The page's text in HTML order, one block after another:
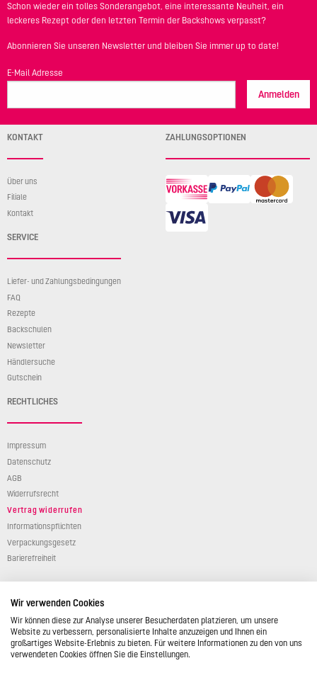
Schon wieder ein tolles Sonderangebot, eine interessante Neuheit, ein
leckeres Rezept oder den letzten Termin der Backshows verpasst?
Abonnieren Sie unseren Newsletter und bleiben Sie immer up to date!
E-Mail Adresse
Anmelden
KONTAKT
Über uns
Filiale
Kontakt
SERVICE
Liefer- und Zahlungsbedingungen
FAQ
Rezepte
Backschulen
Newsletter
Händlersuche
Gutschein
RECHTLICHES
Impressum
Datenschutz
AGB
Widerrufsrecht
Vertrag widerrufen
Informationspflichten
Verpackungsgesetz
Barierefreiheit
ZAHLUNGSOPTIONEN
© 2026 STÄDTER GmbH • Am Kreuzweg 1 • 35469 Allendorf/Lumda • Deutschland •
info@backshop.staedter.de
Wir verwenden Cookies
Wir können diese zur Analyse unserer Besucherdaten platzieren, um unsere
Website zu verbessern, personalisierte Inhalte anzuzeigen und Ihnen ein
großartiges Website-Erlebnis zu bieten. Für weitere Informationen zu den von uns
verwendeten Cookies öffnen Sie die Einstellungen.